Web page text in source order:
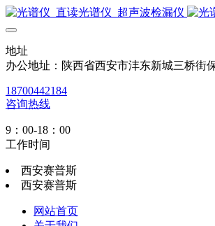
地址
办公地址：陕西省西安市沣东新城三桥街
18700442184
咨询热线
9：00-18：00
工作时间
西安赛普斯
西安赛普斯
网站首页